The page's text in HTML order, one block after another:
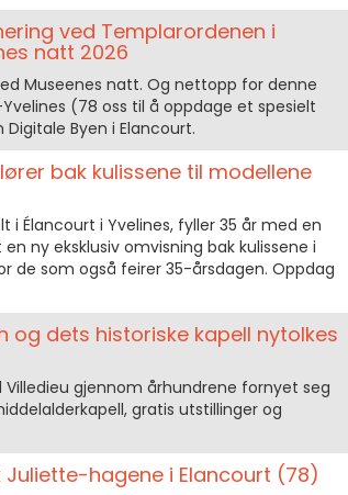
ved Templarordenen i
natt 2026
Museenes natt. Og nettopp for denne
(78 oss til å oppdage et spesielt
Byen i Elancourt.
bak kulissene til modellene
i Élancourt i Yvelines, fyller 35 år med en
ny eksklusiv omvisning bak kulissene i
de som også feirer 35-årsdagen. Oppdag
og dets historiske kapell nytolkes
gjennom århundrene fornyet seg
gratis utstillinger og
hagene i Elancourt (78)